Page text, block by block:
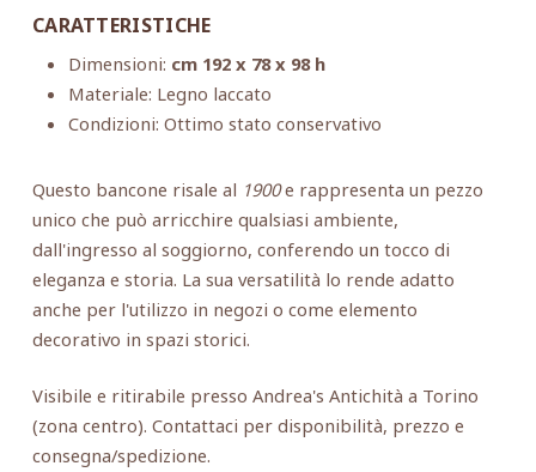
CARATTERISTICHE
Dimensioni: cm 192 x 78 x 98 h
Materiale: Legno laccato
Condizioni: Ottimo stato conservativo
Questo bancone risale al 1900e rappresenta un pezzo
unico che può arricchire qualsiasi ambiente,
dall'ingresso al soggiorno, conferendo un tocco di
eleganza e storia. La sua versatilità lo rende adatto
anche per l'utilizzo in negozi o come elemento
decorativo in spazi storici.
Visibile e ritirabile presso Andrea's Antichità a Torino
(zona centro). Contattaci per disponibilità, prezzo e
consegna/spedizione.